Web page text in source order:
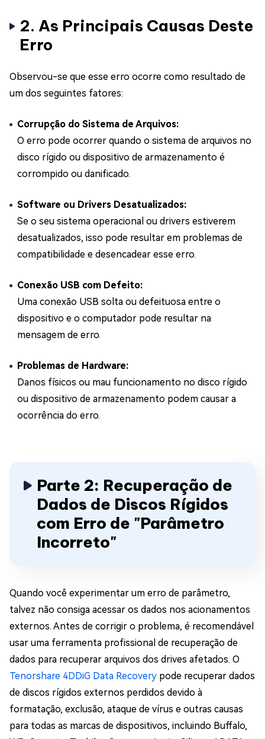
2. As Principais Causas Deste
Erro
Observou-se que esse erro ocorre como resultado de
um dos seguintes fatores:
Corrupção do Sistema de Arquivos:
O erro pode ocorrer quando o sistema de arquivos no
disco rígido ou dispositivo de armazenamento é
corrompido ou danificado.
Software ou Drivers Desatualizados:
Se o seu sistema operacional ou drivers estiverem
desatualizados, isso pode resultar em problemas de
compatibilidade e desencadear esse erro.
Conexão USB com Defeito:
Uma conexão USB solta ou defeituosa entre o
dispositivo e o computador pode resultar na
mensagem de erro.
Problemas de Hardware:
Danos físicos ou mau funcionamento no disco rígido
ou dispositivo de armazenamento podem causar a
ocorrência do erro.
Parte 2: Recuperação de
Dados de Discos Rígidos
com Erro de "Parâmetro
Incorreto"
Quando você experimentar um erro de parâmetro,
talvez não consiga acessar os dados nos acionamentos
externos. Antes de corrigir o problema, é recomendável
usar uma ferramenta profissional de recuperação de
dados para recuperar arquivos dos drives afetados. O
Tenorshare 4DDiG Data Recovery pode recuperar dados
de discos rígidos externos perdidos devido à
formatação, exclusão, ataque de vírus e outras causas
para todas as marcas de dispositivos, incluindo Buffalo,